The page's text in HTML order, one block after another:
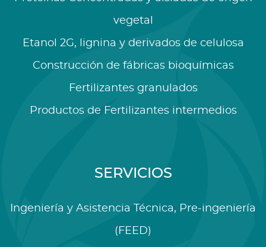
vegetal
Etanol 2G, lignina y derivados de celulosa
Construcción de fábricas bioquímicas
Fertilizantes granulados
Productos de Fertilizantes intermedios
SERVICIOS
Ingeniería y Asistencia Técnica, Pre-ingeniería
(FEED)